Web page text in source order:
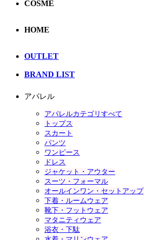
COSME
HOME
OUTLET
BRAND LIST
アパレル
アパレルカテゴリすべて
トップス
スカート
パンツ
ワンピース
ドレス
ジャケット・アウター
スーツ・フォーマル
オールインワン・セットアップ
下着・ルームウェア
靴下・フットウェア
マタニティウェア
浴衣・下駄